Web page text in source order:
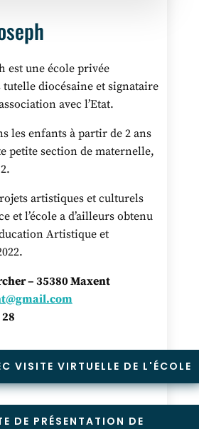
est une école privée
diocésaine et signataire
avec l’Etat.
les enfants à partir de 2 ans
petite section de maternelle,
artistiques et culturels
et l’école a d’ailleurs obtenu
Artistique et
– 35380 Maxent
VISITE VIRTUELLE DE L'ÉCOLE
DE PRÉSENTATION DE